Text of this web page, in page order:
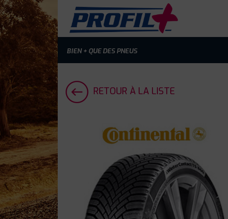
BIEN + QUE DES PNEUS
RETOUR À LA LISTE